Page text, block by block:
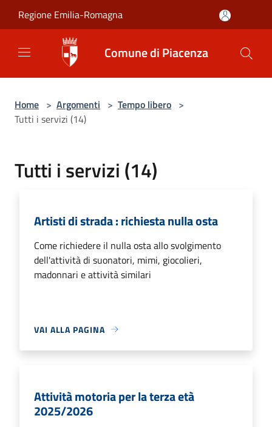
Regione Emilia-Romagna
Comune di Piacenza
Home > Argomenti > Tempo libero >
Tutti i servizi (14)
Tutti i servizi (14)
Artisti di strada : richiesta nulla osta
Come richiedere il nulla osta allo svolgimento
dell'attività di suonatori, mimi, giocolieri,
madonnari e attività similari
VAI ALLA PAGINA
Attività motoria per la terza età
2025/2026